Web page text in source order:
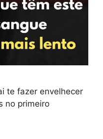
te fazer envelhecer
no primeiro